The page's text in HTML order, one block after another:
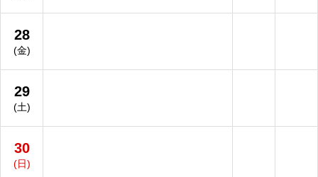
28
(金)
29
(土)
30
(日)